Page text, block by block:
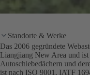
Standorte & Werke
Das 2006 gegründete
Liangjiang New Area und
Autoschiebedächern und
ist nach ISO 9001, IATF